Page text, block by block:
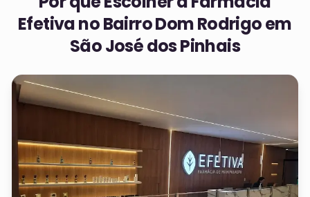
Efetiva noBairro Dom Rodrigo em
São José dos Pinhais